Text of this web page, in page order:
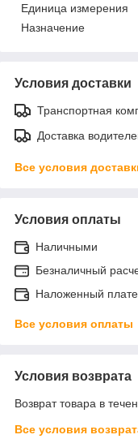
Единица измерения
Назначение
Условия доставки
Транспортная
Доставка
Все условия
Условия оплаты
Наличными
Безналичный
Наложенный
Все условия оплаты
Условия возврата
Возврат товара в
Все условия